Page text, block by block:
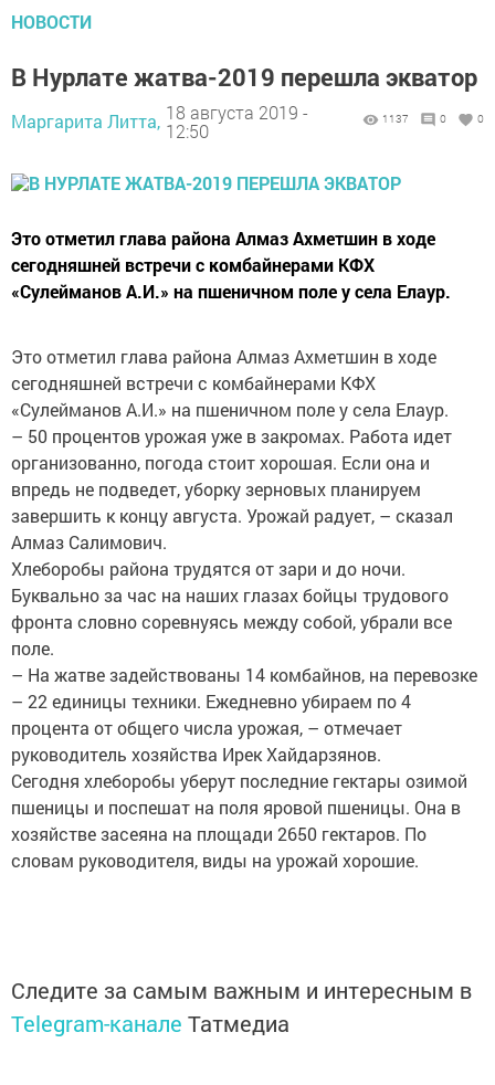
НОВОСТИ
В Нурлате жатва-2019 перешла экватор
Маргарита Литта, 18 августа 2019 -
12:50
1137 0 0
Это отметил глава района Алмаз Ахметшин в ходе
сегодняшней встречи с комбайнерами КФХ
«Сулейманов А.И.» на пшеничном поле у села Елаур.
Это отметил глава района Алмаз Ахметшин в ходе
сегодняшней встречи с комбайнерами КФХ
«Сулейманов А.И.» на пшеничном поле у села Елаур.
– 50 процентов урожая уже в закромах. Работа идет
организованно, погода стоит хорошая. Если она и
впредь не подведет, уборку зерновых планируем
завершить к концу августа. Урожай радует, – сказал
Алмаз Салимович.
Хлеборобы района трудятся от зари и до ночи.
Буквально за час на наших глазах бойцы трудового
фронта словно соревнуясь между собой, убрали все
поле.
– На жатве задействованы 14 комбайнов, на перевозке
– 22 единицы техники. Ежедневно убираем по 4
процента от общего числа урожая, – отмечает
руководитель хозяйства Ирек Хайдарзянов.
Сегодня хлеборобы уберут последние гектары озимой
пшеницы и поспешат на поля яровой пшеницы. Она в
хозяйстве засеяна на площади 2650 гектаров. По
словам руководителя, виды на урожай хорошие.
Следите за самым важным и интересным в
Telegram-канале Татмедиа